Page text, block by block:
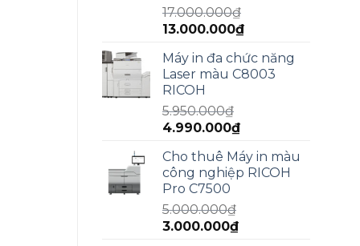
17.000.000₫
Giá
là:
17.000.000₫.
13.000.000₫Giá
tại
là:
Máy in đa chức năng
Laser màu C8003
RICOH
5.950.000₫
Giá
là:
5.950.000₫.
4.990.000₫Giá
tại
là:
Cho thuê Máy in màu
công nghiệp RICOH
Pro C7500
5.000.000₫
Giá
3.000.000₫Giá